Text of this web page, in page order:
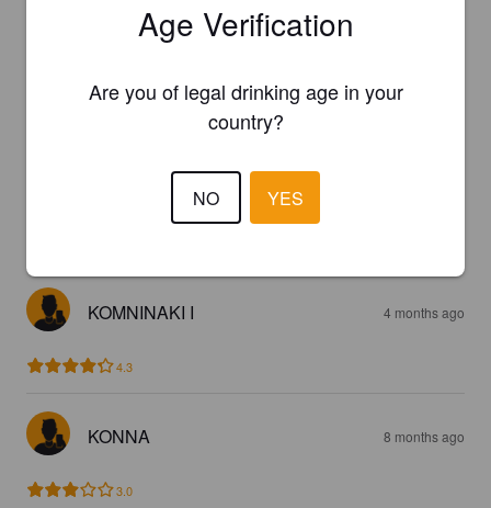
NUUTTIPIIPPO
KOMNINAKI I 4 months ago
4.3
KONNA 8 months ago
3.0
Age Verification
Are you of legal drinking age in your
country?
NO YES